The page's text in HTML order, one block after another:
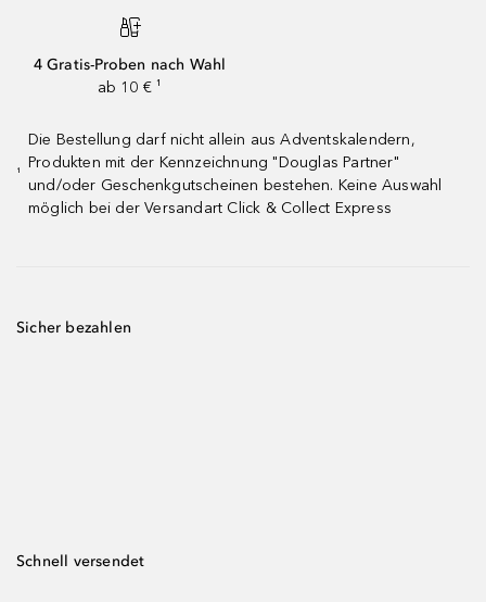
4 Gratis-Proben nach Wahl
ab 10 € ¹
¹
Die Bestellung darf nicht allein aus Adventskalendern,
Produkten mit der Kennzeichnung "Douglas Partner"
und/oder Geschenkgutscheinen bestehen. Keine Auswahl
möglich bei der Versandart Click & Collect Express
Sicher bezahlen
Schnell versendet